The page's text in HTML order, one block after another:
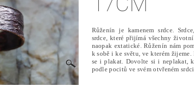
Růženín je kamenem srdce.
srdce, které přijímá všechny
naopak extatické. Růženín nám
k sobě i ke světu, ve kterém
se i plakat. Dovolte si i neplakat,
podle pocitů ve svém otvřeném